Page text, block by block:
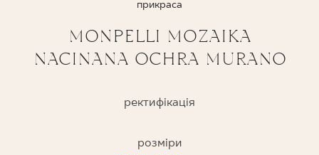
ДЕ КУПИТИ
ПРО НАС
прикраса
MONPELLI MOZAIKA
NACINANA OCHRA MURANO
ректифікація
розміри